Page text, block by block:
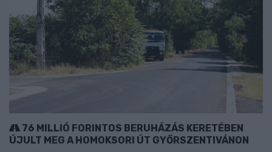
76 MILLIÓ FORINTOS BERUHÁZÁS KERETÉBEN
ÚJULT MEG A HOMOKSORI ÚT GYŐRSZENTIVÁNON